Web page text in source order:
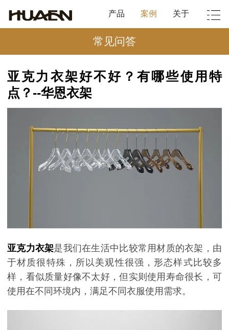
产品 案例 关于
常见问答
亚克力衣架好不好？有哪些使用特
点？--华恩衣架
亚克力衣架是我们在生活中比较常用材质的衣架，由
于材质很特殊，所以美观性很强，形态样式比较多
样，看似质量好像不太好，但实则使用寿命很长，可
使用在不同环境内，满足不同衣服使用需求。